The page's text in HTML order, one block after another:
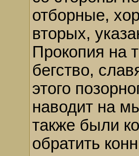
отборные,
вторых,
Прокопия на
бегство,
этого
наводит на
также были
обратить